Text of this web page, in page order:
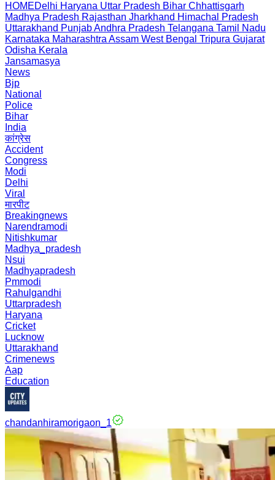
HOMEDelhi Haryana Uttar Pradesh Bihar Chhattisgarh
Madhya Pradesh Rajasthan Jharkhand Himachal Pradesh
Uttarakhand PunjabAndhra Pradesh Telangana Tamil Nadu
Karnataka Maharashtra Assam West Bengal Tripura Gujarat
Odisha Kerala
Jansamasya
News
Bjp
National
Police
Bihar
India
कांग्रेस
Accident
Congress
Modi
Delhi
Viral
मारपीट
Breakingnews
Narendramodi
Nitishkumar
Madhya_pradesh
Nsui
Madhyapradesh
Pmmodi
Rahulgandhi
Uttarpradesh
Haryana
Cricket
Lucknow
Uttarakhand
Crimenews
Aap
Education
chandanhiramorigaon_1